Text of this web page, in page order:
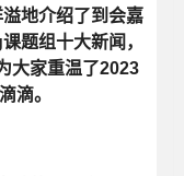
地介绍了到会嘉
题组十大新闻，
大家重温了2023
滴。